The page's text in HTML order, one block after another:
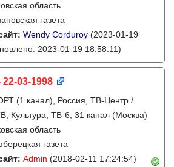
область
газета
Wendy Corduroy (2023-01-19
2023-01-19 18:58:11)
22-03-1998
(1 канал), Россия, ТВ-Центр /
Культура, ТВ-6, 31 канал (Москва)
область
газета
Admin (2018-02-11 17:24:54)